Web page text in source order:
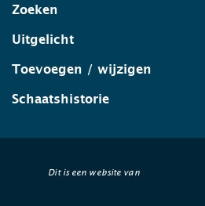
Zoeken
Uitgelicht
Toevoegen / wijzigen
Schaatshistorie
Dit is een website van